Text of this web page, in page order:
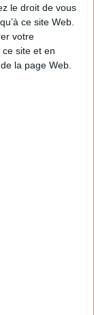
le droit de vous
ce site Web.
votre
site et en
la page Web.